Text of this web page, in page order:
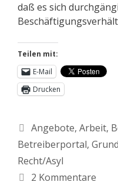
daß es sich
Teilen mit:
E-Mail
Drucken
Angebote, Arbeit,
Betreiberportal,
Recht/Asyl
2 Kommentare